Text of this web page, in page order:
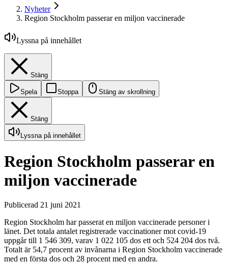
Nyheter
Region Stockholm passerar en miljon vaccinerade
Lyssna på innehållet
Stäng
Spela Stoppa Stäng av skrollning
Stäng
Lyssna på innehållet
Region Stockholm passerar en
miljon vaccinerade
Publicerad 21 juni 2021
Region Stockholm har passerat en miljon vaccinerade personer i
länet. Det totala antalet registrerade vaccinationer mot covid-19
uppgår till 1 546 309, varav 1 022 105 dos ett och 524 204 dos två.
Totalt är 54,7 procent av invånarna i Region Stockholm vaccinerade
med en första dos och 28 procent med en andra.